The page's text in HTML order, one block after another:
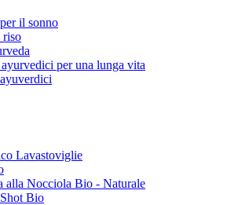
il sonno
riso
per una lunga vita
Lavastoviglie
alla Nocciola Bio - Naturale
Bio